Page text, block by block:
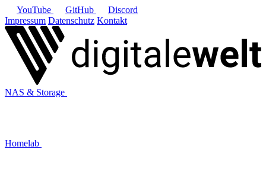
YouTube GitHub
Discord
Impressum Datenschutz Kontakt
NAS & Storage
Homelab